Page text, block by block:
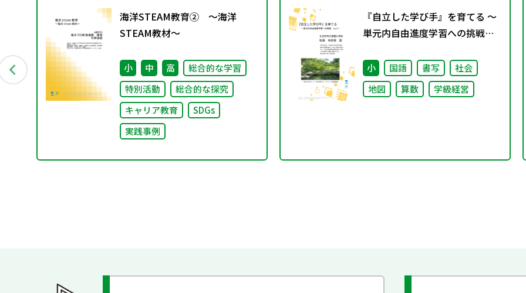
海洋STEAM教育② ～海洋
STEAM教材～
小 中 高
総合的な学習
特別活動
総合的な探究
キャリア教育
SDGs
実践事例
『自立した学び手』を育てる ～
単元内自由進度学習への挑戦
小 国語 書写
社会
地図
算数 学級経営